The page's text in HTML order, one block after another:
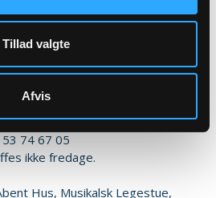
Tillad valgte
Afvis
kulturmedarbejder
Nielsen
jehn@km.dk
53 74 67 05
ikke fredage.
Hus, Musikalsk Legestue,